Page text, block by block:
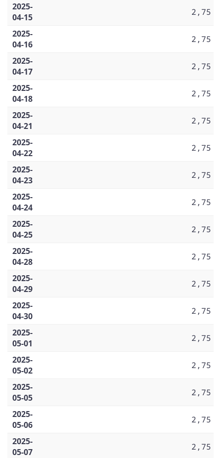
2025-
04-15
2,75
2025-
04-16
2,75
2025-
04-17
2,75
2025-
04-18
2,75
2025-
04-21
2,75
2025-
04-22
2,75
2025-
04-23
2,75
2025-
04-24
2,75
2025-
04-25
2,75
2025-
04-28
2,75
2025-
04-29
2,75
2025-
04-30
2,75
2025-
05-01
2,75
2025-
05-02
2,75
2025-
05-05
2,75
2025-
05-06
2,75
2025-
05-07
2,75